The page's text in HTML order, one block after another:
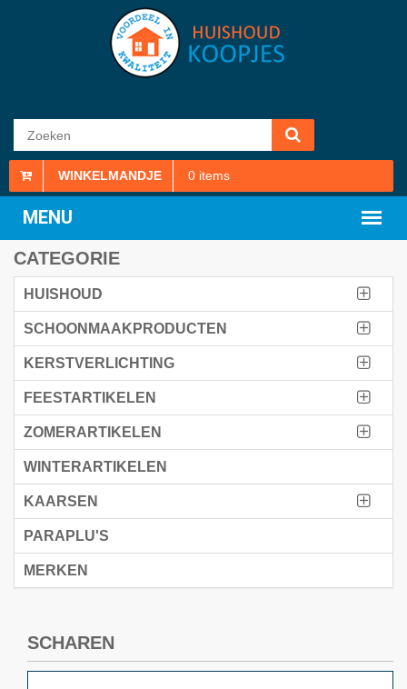
WINKELMANDJE 0 items
CATEGORIE
HUISHOUD
SCHOONMAAKPRODUCTEN
KERSTVERLICHTING
FEESTARTIKELEN
ZOMERARTIKELEN
WINTERARTIKELEN
KAARSEN
PARAPLU'S
MERKEN
SCHAREN